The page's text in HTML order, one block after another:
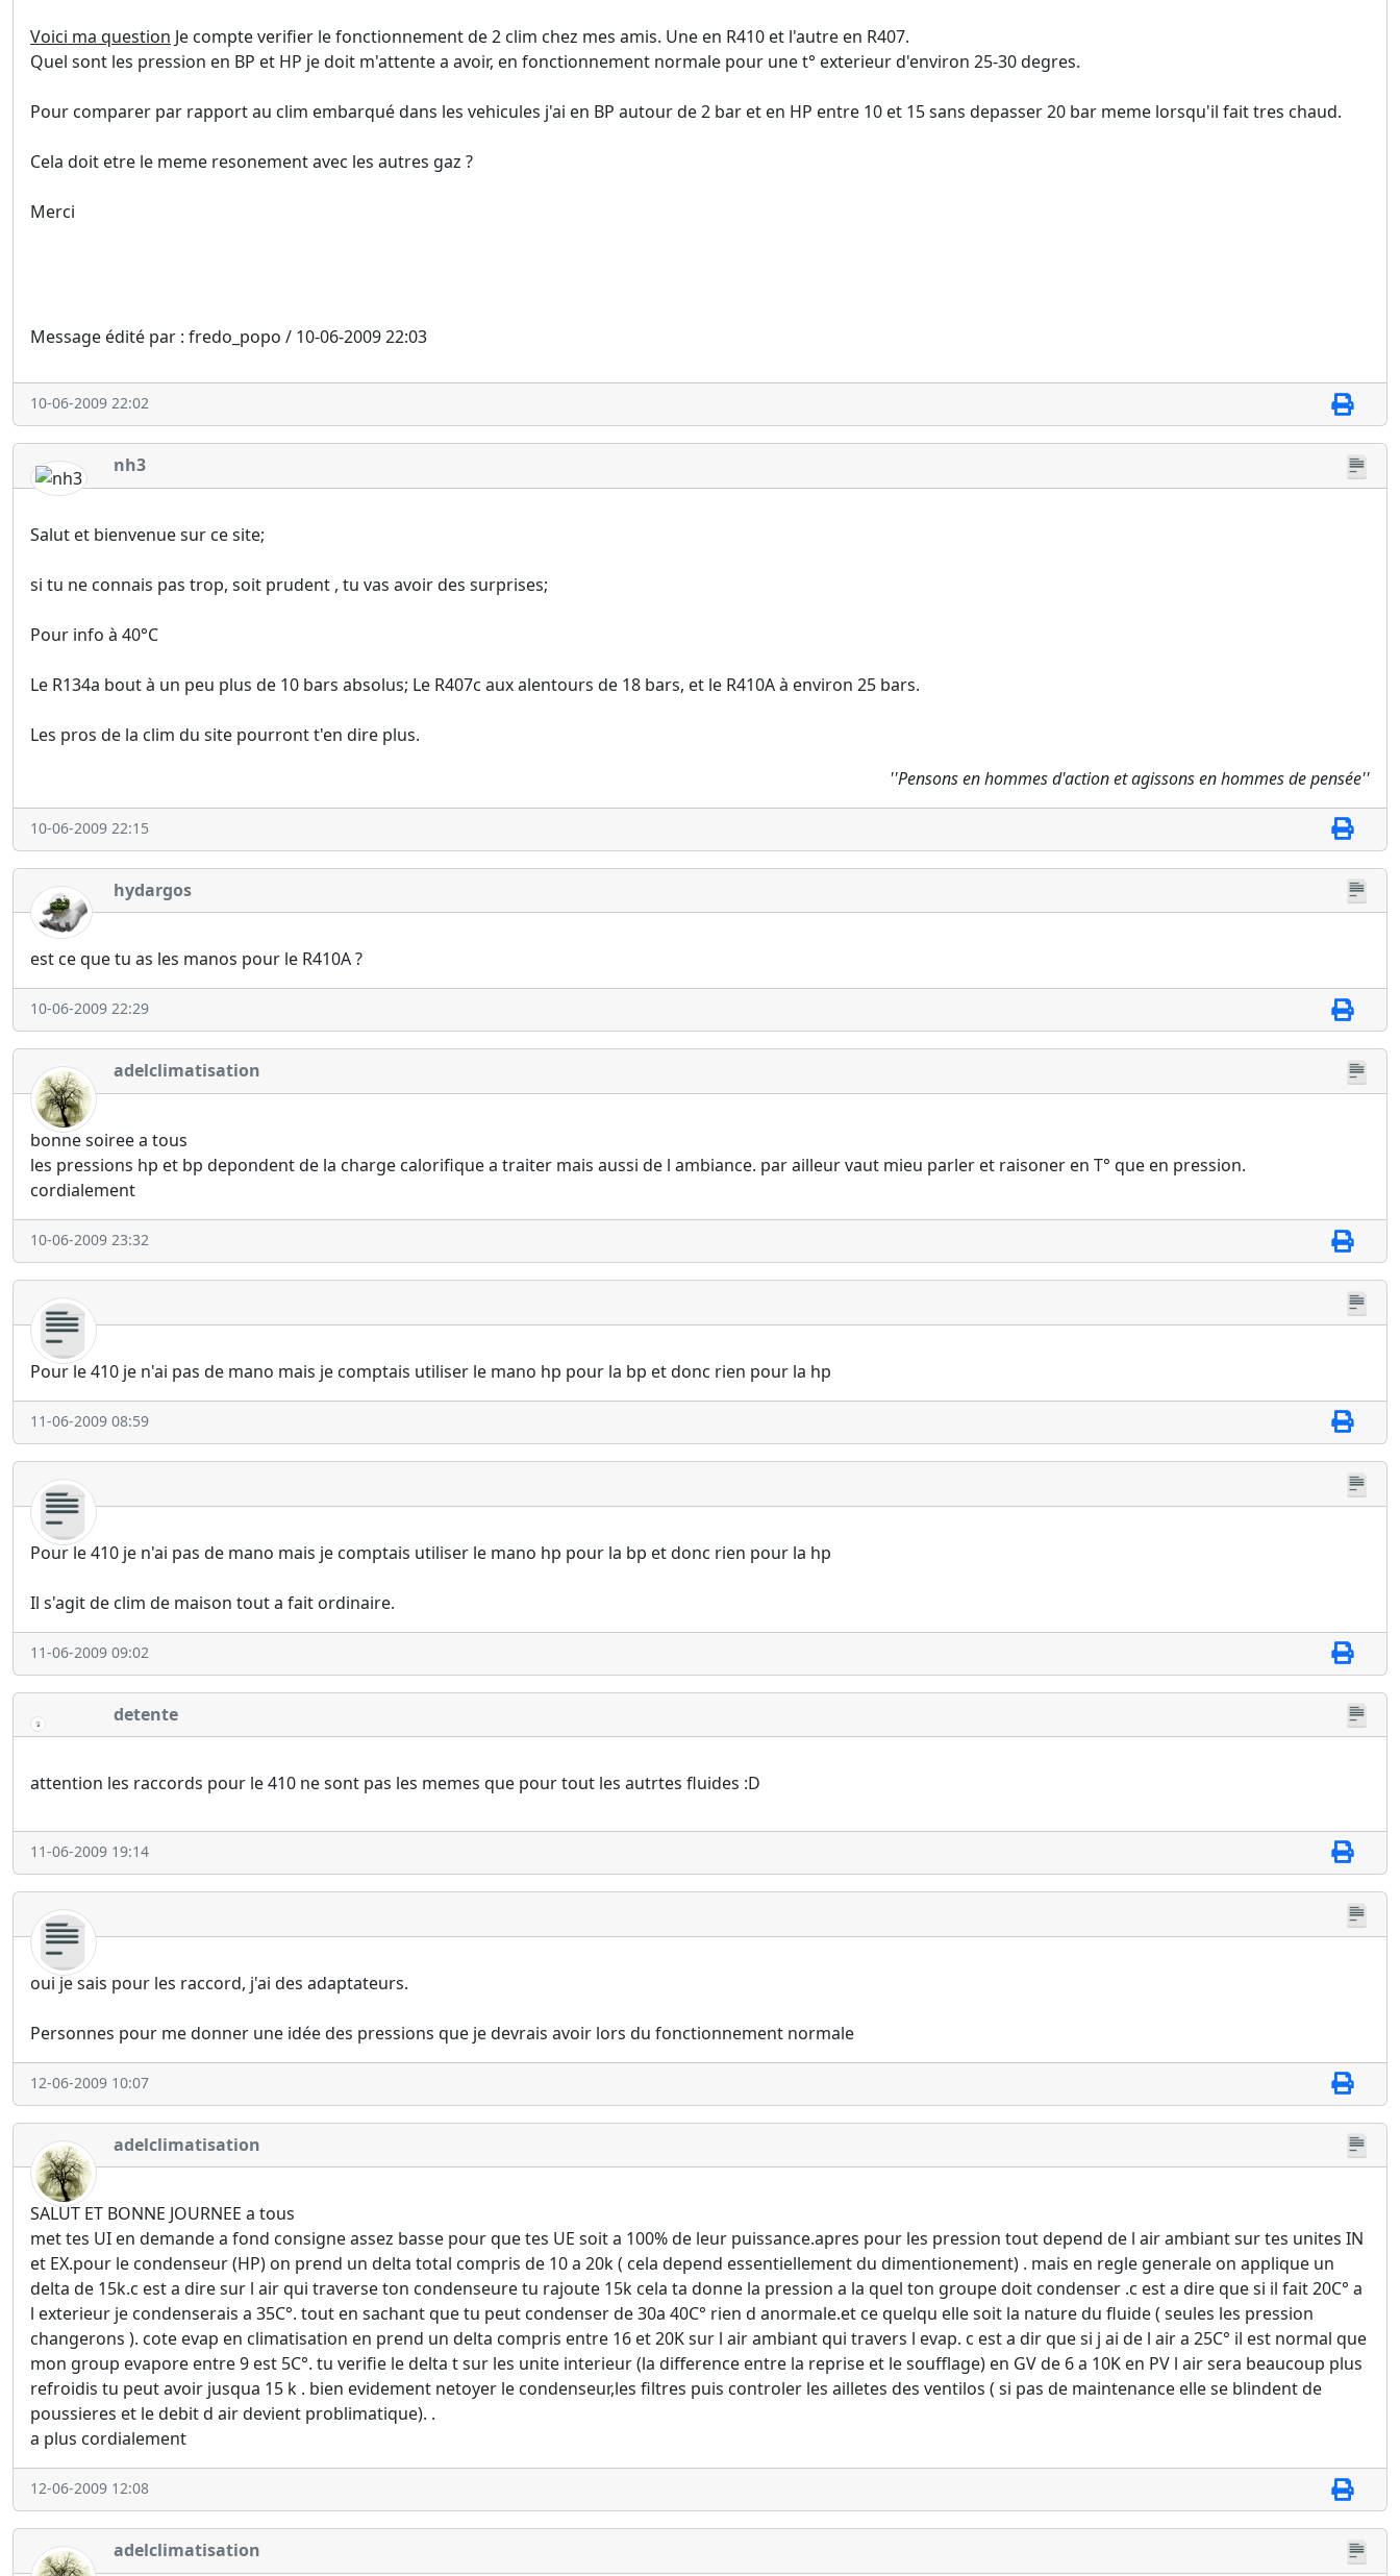
Voici ma question Je compte verifier le fonctionnement de 2 clim chez mes amis. Une en R410 et l'autre en R407.
Quel sont les pression en BP et HP je doit m'attente a avoir, en fonctionnement normale pour une t° exterieur d'environ 25-30 degres.
Pour comparer par rapport au clim embarqué dans les vehicules j'ai en BP autour de 2 bar et en HP entre 10 et 15 sans depasser 20 bar meme lorsqu'il fait tres chaud.
Cela doit etre le meme resonement avec les autres gaz ?
Merci
Message édité par : fredo_popo / 10-06-2009 22:03
10-06-2009 22:02
nh3
Salut et bienvenue sur ce site;
si tu ne connais pas trop, soit prudent , tu vas avoir des surprises;
Pour info à 40°C
Le R134a bout à un peu plus de 10 bars absolus; Le R407c aux alentours de 18 bars, et le R410A à environ 25 bars.
Les pros de la clim du site pourront t'en dire plus.
''Pensons en hommes d'action et agissons en hommes de pensée''
10-06-2009 22:15
hydargos
est ce que tu as les manos pour le R410A ?
10-06-2009 22:29
adelclimatisation
bonne soiree a tous
les pressions hp et bp depondent de la charge calorifique a traiter mais aussi de l ambiance. par ailleur vaut mieu parler et raisoner en T° que en pression.
cordialement
10-06-2009 23:32
Pour le 410 je n'ai pas de mano mais je comptais utiliser le mano hp pour la bp et donc rien pour la hp
11-06-2009 08:59
Pour le 410 je n'ai pas de mano mais je comptais utiliser le mano hp pour la bp et donc rien pour la hp
Il s'agit de clim de maison tout a fait ordinaire.
11-06-2009 09:02
detente
attention les raccords pour le 410 ne sont pas les memes que pour tout les autrtes fluides :D
11-06-2009 19:14
oui je sais pour les raccord, j'ai des adaptateurs.
Personnes pour me donner une idée des pressions que je devrais avoir lors du fonctionnement normale
12-06-2009 10:07
adelclimatisation
SALUT ET BONNE JOURNEE a tous
met tes UI en demande a fond consigne assez basse pour que tes UE soit a 100% de leur puissance.apres pour les pression tout depend de l air ambiant sur tes unites IN
et EX.pour le condenseur (HP) on prend un delta total compris de 10 a 20k ( cela depend essentiellement du dimentionement) . mais en regle generale on applique un
delta de 15k.c est a dire sur l air qui traverse ton condenseure tu rajoute 15k cela ta donne la pression a la quel ton groupe doit condenser .c est a dire que si il fait 20C° a
l exterieur je condenserais a 35C°. tout en sachant que tu peut condenser de 30a 40C° rien d anormale.et ce quelqu elle soit la nature du fluide ( seules les pression
changerons ). cote evap en climatisation en prend un delta compris entre 16 et 20K sur l air ambiant qui travers l evap. c est a dir que si j ai de l air a 25C° il est normal que
mon group evapore entre 9 est 5C°. tu verifie le delta t sur les unite interieur (la difference entre la reprise et le soufflage) en GV de 6 a 10K en PV l air sera beaucoup plus
refroidis tu peut avoir jusqua 15 k . bien evidement netoyer le condenseur,les filtres puis controler les ailletes des ventilos ( si pas de maintenance elle se blindent de
poussieres et le debit d air devient problimatique). .
a plus cordialement
12-06-2009 12:08
adelclimatisation